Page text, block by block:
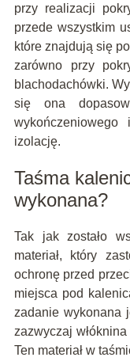
przy realizacji
przede wszystkim
które znajdują się
zarówno przy
blachodachówki.
się ona
izolację.
Taśma
wykonana?
Tak jak zostało
materiał, który
ochronę przed
miejsca pod
zadanie wykonana
zazwyczaj
Ten materiał w